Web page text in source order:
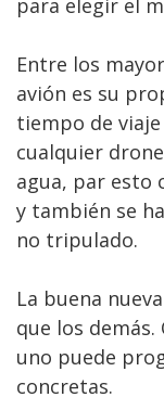
para elegir el
Entre los
avión es su
tiempo de
cualquier
agua, par esto
y también se
no tripulado.
La buena
que los demás.
uno puede
concretas.